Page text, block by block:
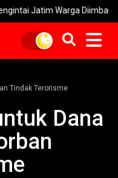
Warga Diimbau Waspada
Tindak Terorisme
Dana